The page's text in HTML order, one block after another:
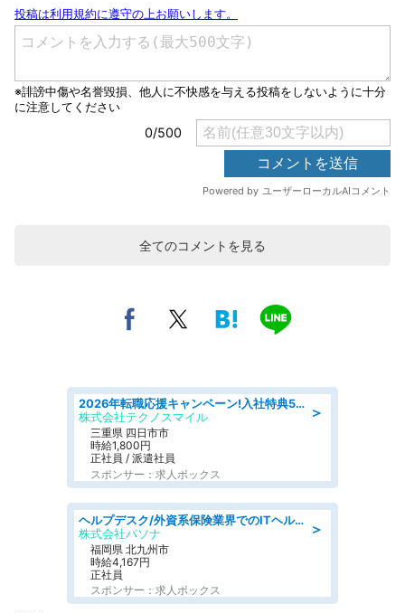
全てのコメントを見る
＞
2026年転職応援キャンペーン!入社特典58万円/デンソーで働こう!自動車工場で小型部品の検査業務 denso aichi
株式会社テクノスマイル
三重県 四日市市
時給1,800円
正社員 / 派遣社員
スポンサー：求人ボックス
＞
ヘルプデスク/外資系保険業界でのITヘルプデスク業務/駅近/即日勤務可/ヘルプデスク
株式会社パソナ
福岡県 北九州市
時給4,167円
正社員
スポンサー：求人ボックス